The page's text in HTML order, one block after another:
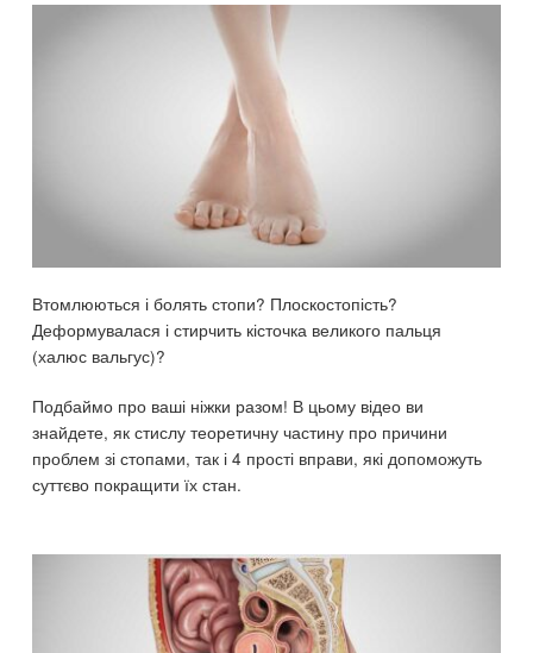
Втомлюються і болять стопи? Плоскостопість?
Деформувалася і стирчить кісточка великого пальця
(халюс вальгус)?
Подбаймо про ваші ніжки разом! В цьому відео ви
знайдете, як стислу теоретичну частину про причини
проблем зі стопами, так і 4 прості вправи, які допоможуть
суттєво покращити їх стан.